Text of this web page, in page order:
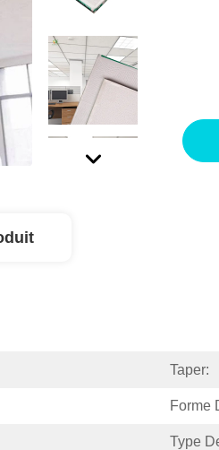
Taper:
Forme
Type